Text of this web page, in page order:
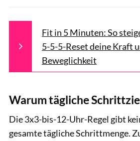
Fit in 5 Minuten: So
5-5-5-Reset deine Kraft
Beweglichkeit
Warum tägliche
Die 3x3-bis-12-Uhr-Regel gibt
gesamte tägliche Schrittmenge.